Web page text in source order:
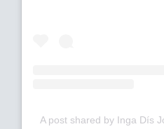
A post shared by Inga Dís